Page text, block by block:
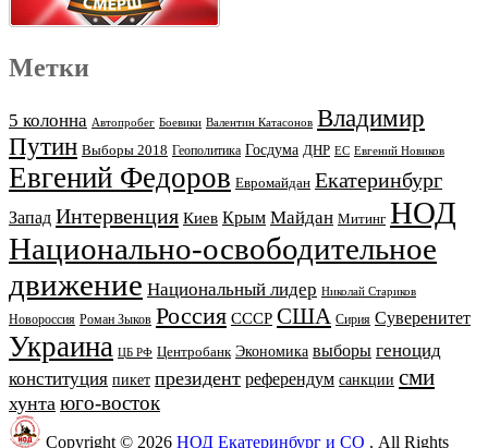
Метки
5 колонна Автопробег Боевики Валентин Катасонов Владимир
Путин Выборы 2018 Геополитика Госдума ДНР ЕС Евгений Новиков
Евгений Федоров Евромайдан Екатеринбург
Запад Интервенция Киев Крым Майдан Митинг НОД
Национально-освободительное
движение Национальный лидер Николай Стариков
Новороссия Роман Зыков Россия СССР США Сирия Суверенитет
Украина ЦБ РФ Центробанк Экономика выборы геноцид
конституция пикет президент референдум санкции сми
хунта юго-восток
Copyright © 2026 НОД Екатеринбург и СО . All Rights